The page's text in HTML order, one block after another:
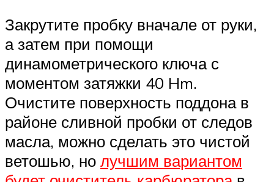
Закрутите пробку вначале от руки,
а затем при помощи
динамометрического ключа с
моментом затяжки 40 Hm.
Очистите поверхность поддона в
районе сливной пробки от следов
масла, можно сделать это чистой
ветошью, но лучшим вариантом